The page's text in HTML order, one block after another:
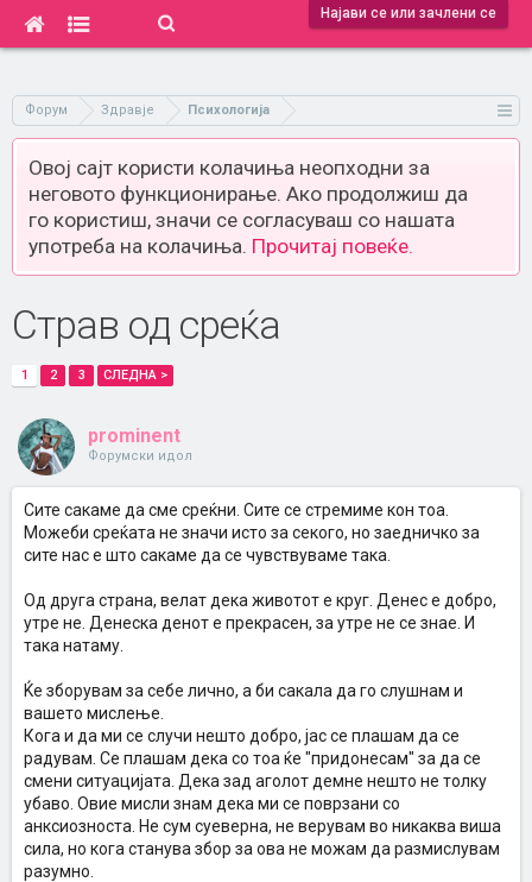
Најави се или зачлени се
Форум Здравје Психологија
Овој сајт користи колачиња неопходни за
неговото функционирање. Ако продолжиш да
го користиш, значи се согласуваш со нашата
употреба на колачиња. Прочитај повеќе.
Страв од среќа
1 2 3 СЛЕДНА >
prominent
Форумски идол
Сите сакаме да сме среќни. Сите се стремиме кон тоа.
Можеби среќата не значи исто за секого, но заедничко за
сите нас е што сакаме да се чувствуваме така.
Од друга страна, велат дека животот е круг. Денес е добро,
утре не. Денеска денот е прекрасен, за утре не се знае. И
така натаму.
Ќе зборувам за себе лично, а би сакала да го слушнам и
вашето мислење.
Кога и да ми се случи нешто добро, јас се плашам да се
радувам. Се плашам дека со тоа ќе "придонесам" за да се
смени ситуацијата. Дека зад аголот демне нешто не толку
убаво. Овие мисли знам дека ми се поврзани со
анксиозноста. Не сум суеверна, не верувам во никаква виша
сила, но кога станува збор за ова не можам да размислувам
разумно.